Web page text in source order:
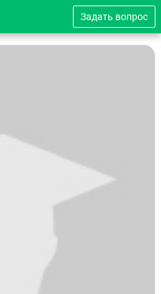
Задать вопрос